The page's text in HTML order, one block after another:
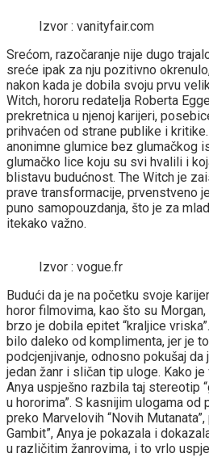
Izvor : vanityfair.com
Srećom, razočaranje nije dugo
sreće ipak za nju pozitivno
nakon kada je dobila svoju prvu
Witch, hororu redatelja Roberta
prekretnica u njenoj karijeri,
prihvaćen od strane publike i
anonimne glumice bez glumačkog
glumačko lice koju su svi hvalili i
blistavu budućnost. The Witch je
prave transformacije, prvenstveno
puno samopouzdanja, što je za
itekako važno.
Izvor : vogue.fr
Budući da je na početku svoje
horor filmovima, kao što su
brzo je dobila epitet “kraljice
bilo daleko od komplimenta, jer je
podcjenjivanje, odnosno pokušaj
jedan žanr i sličan tip uloge. Kako
Anya uspješno razbila taj stereotip
u hororima”. S kasnijim ulogama od
preko Marvelovih “Novih
Gambit”, Anya je pokazala i
u različitim žanrovima, i to vrlo